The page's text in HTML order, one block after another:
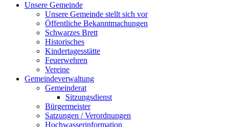
Unsere Gemeinde
Unsere Gemeinde stellt sich vor
Öffentliche Bekanntmachungen
Schwarzes Brett
Historisches
Kindertagesstätte
Feuerwehren
Vereine
Gemeindeverwaltung
Gemeinderat
Sitzungsdienst
Bürgermeister
Satzungen / Verordnungen
Hochwasserinformation